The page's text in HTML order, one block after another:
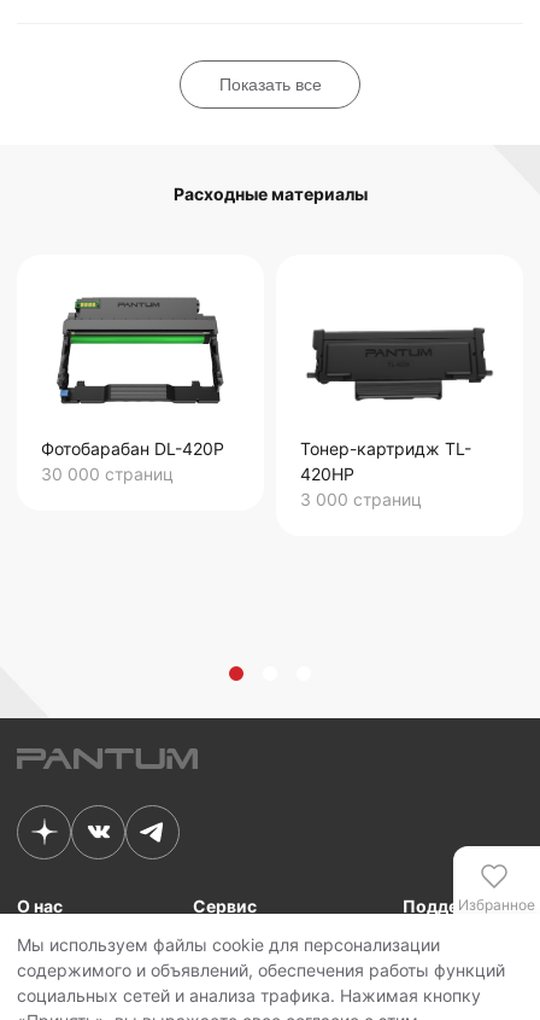
Показать все
Расходные материалы
Фотобарабан DL-420P
30 000 страниц
Тонер-картридж TL-
420HP
3 000 страниц
Мы используем файлы cookie для персонализации
содержимого и объявлений, обеспечения работы функций
социальных сетей и анализа трафика. Нажимая кнопку
Избранное
Сравнение
О нас
Связь с Pantum
Новости
Контакты
Сервис
Сервисные центры
Сервисная политика
Поддержка
Для сотрудников
Для партнеров
Личный кабинет